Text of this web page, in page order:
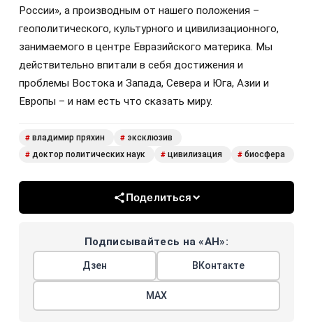
России», а производным от нашего положения –
геополитического, культурного и цивилизационного,
занимаемого в центре Евразийского материка. Мы
действительно впитали в себя достижения и
проблемы Востока и Запада, Севера и Юга, Азии и
Европы – и нам есть что сказать миру.
# владимир пряхин # эксклюзив
# доктор политических наук # цивилизация # биосфера
Поделиться
Подписывайтесь на «АН»:
Дзен ВКонтакте
МАХ